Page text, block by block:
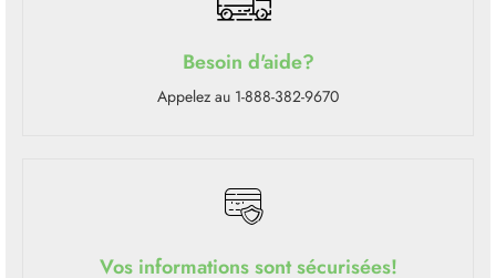
Besoin d'aide?
Appelez au 1-888-382-9670
Vos informations sont sécurisées!